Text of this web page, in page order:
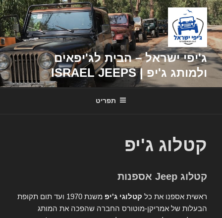
דילוג
לתוכן
ג'יפי ישראל – הבית לג'יפאים
ולמותג ג'יפ | ISRAEL JEEPS
תפריט
קטלוג ג'יפ
קטלוג Jeep אספנות
ראשית אספנו את כל קטלוגי ג'יפ
משנת 1970 ועד תום תקופת
הבעלות של אמריקן-מוטורס החברה שהפכה את המותג